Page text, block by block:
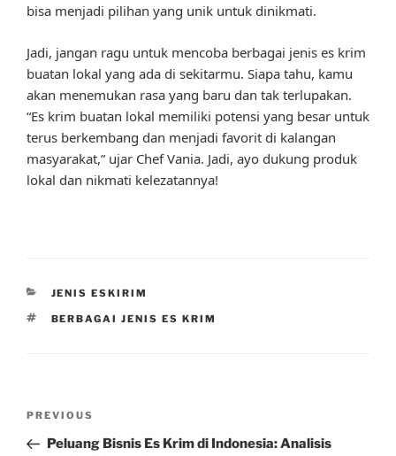
bisa menjadi pilihan yang unik untuk dinikmati.
Jadi, jangan ragu untuk mencoba berbagai jenis es krim
buatan lokal yang ada di sekitarmu. Siapa tahu, kamu
akan menemukan rasa yang baru dan tak terlupakan.
“Es krim buatan lokal memiliki potensi yang besar untuk
terus berkembang dan menjadi favorit di kalangan
masyarakat,” ujar Chef Vania. Jadi, ayo dukung produk
lokal dan nikmati kelezatannya!
CATEGORIES
JENIS ESKIRIM
TAGS
BERBAGAI JENIS ES KRIM
Previous
Post
PREVIOUS
Peluang Bisnis Es Krim di Indonesia: Analisis